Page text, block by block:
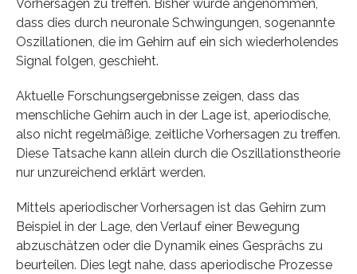
Vorhersagen zu treffen. Bisher wurde angenommen,
dass dies durch neuronale Schwingungen, sogenannte
Oszillationen, die im Gehirn auf ein sich wiederholendes
Signal folgen, geschieht.
Aktuelle Forschungsergebnisse zeigen, dass das
menschliche Gehirn auch in der Lage ist, aperiodische,
also nicht regelmäßige, zeitliche Vorhersagen zu treffen.
Diese Tatsache kann allein durch die Oszillationstheorie
nur unzureichend erklärt werden.
Mittels aperiodischer Vorhersagen ist das Gehirn zum
Beispiel in der Lage, den Verlauf einer Bewegung
abzuschätzen oder die Dynamik eines Gesprächs zu
beurteilen. Dies legt nahe, dass aperiodische Prozesse